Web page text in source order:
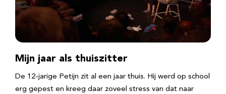
Mijn jaar als thuiszitter
De 12-jarige Petijn zit al een jaar thuis. Hij werd op school
erg gepest en kreeg daar zoveel stress van dat naar